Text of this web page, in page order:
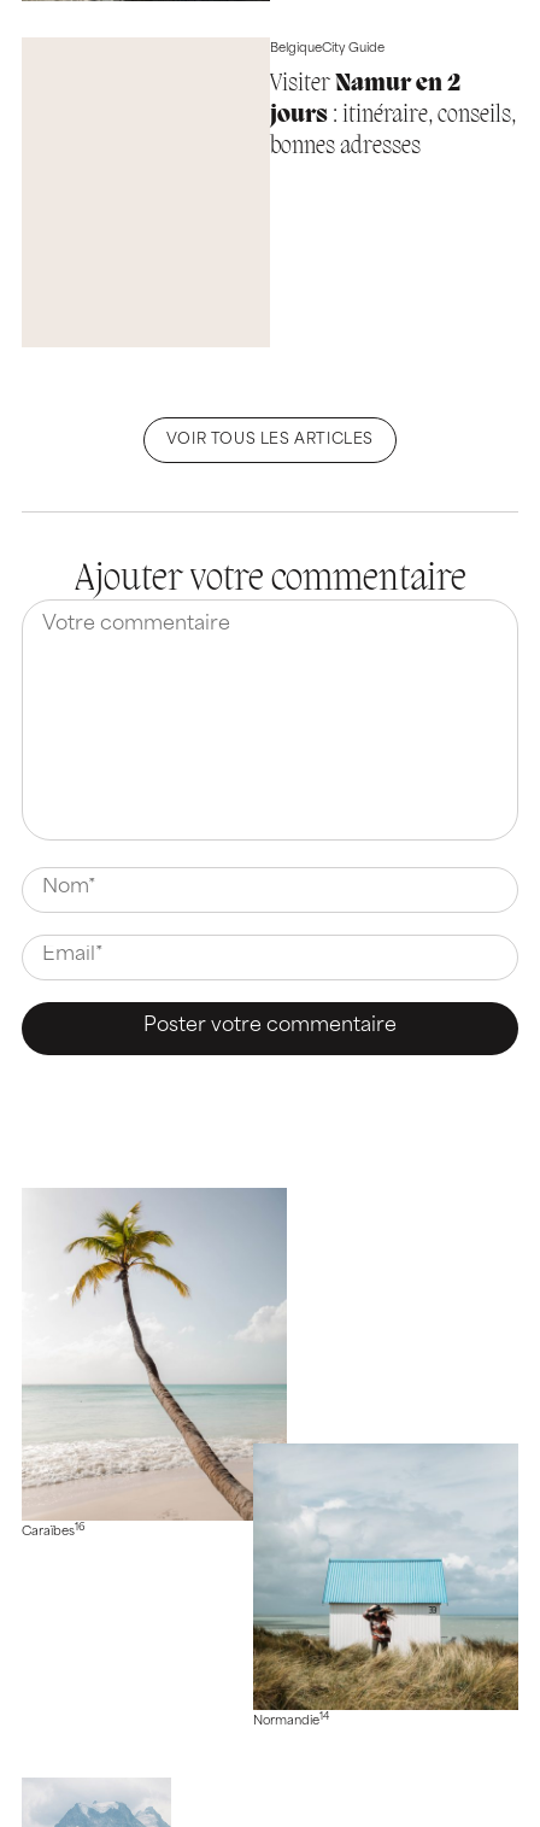
BelgiqueCity Guide
Visiter Namur en 2
jours: itinéraire, conseils,
bonnes adresses
VOIR TOUS LES ARTICLES
Ajouter votre commentaire
Caraïbes16
Normandie14